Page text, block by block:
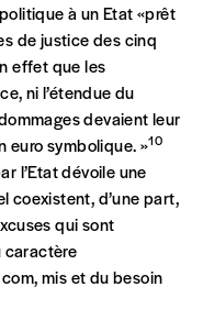
facture
politique de
des données
à un Etat «prêt
de justice des cinq
effet que les
ni l’étendue du
devaient leur
euro symbolique. »10
l’Etat dévoile une
coexistent, d’une part,
qui sont
caractère
mis et du besoin